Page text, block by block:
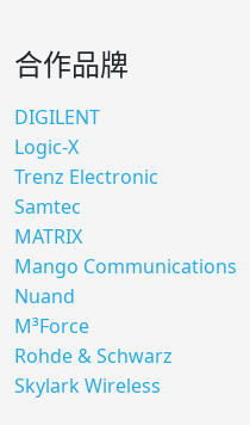
合作品牌
DIGILENT
Logic-X
Trenz Electronic
Samtec
MATRIX
Mango Communications
Nuand
M³Force
Rohde & Schwarz
Skylark Wireless